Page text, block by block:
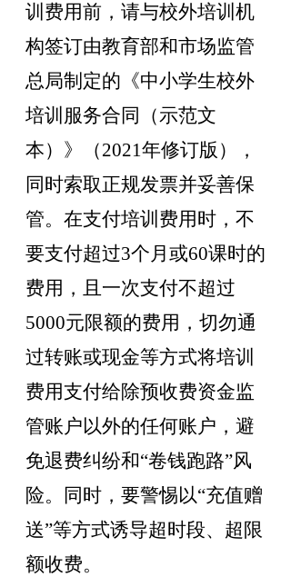
训费用前，请与校外培训机
构签订由教育部和市场监管
总局制定的《中小学生校外
培训服务合同（示范文
本）》（2021年修订版）
，
同时索取正规发票并妥善保
管。在支付培训费用时 ， 不
要支付超过3个月或60课时的
费用 ， 且一次支付不超过
5000元限额的费用 ， 切勿通
过转账或现金等方式将培训
费用支付给除预收费资金监
管账户以外的任何账户，避
免退费纠纷和“卷钱跑路”风
险。 同时，要警惕以“充值赠
送”等方式诱导超时段、超限
额收费。